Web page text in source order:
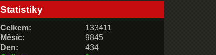
Statistiky
Celkem:
133411
Měsíc:
9845
Den:
434